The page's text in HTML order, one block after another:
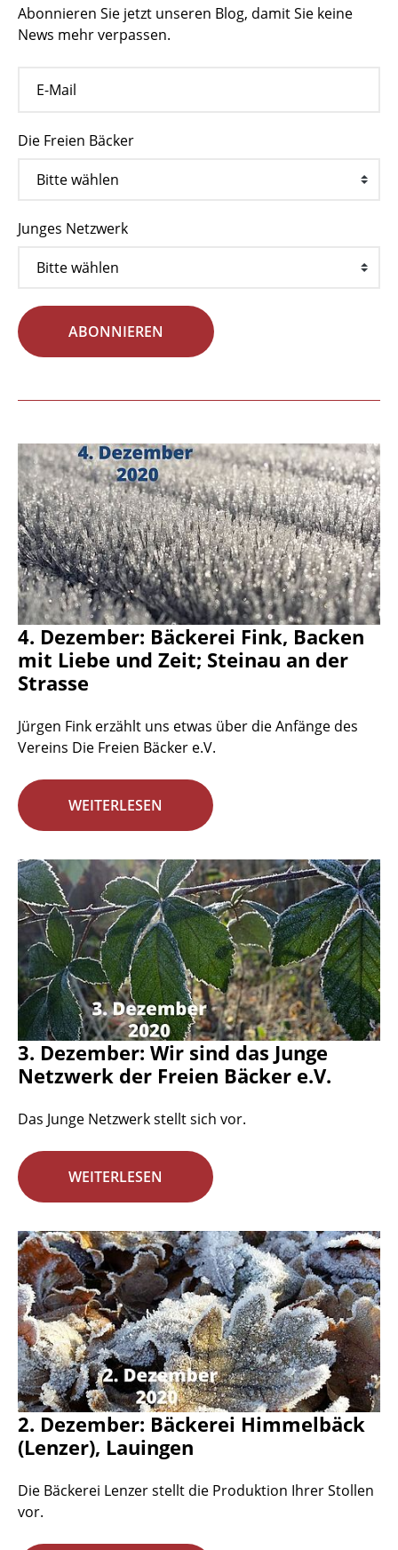
Abonnieren Sie jetzt unseren Blog, damit Sie keine
News mehr verpassen.
Die Freien Bäcker
Junges Netzwerk
ABONNIEREN
4. Dezember: Bäckerei Fink, Backen
mit Liebe und Zeit; Steinau an der
Strasse
Jürgen Fink erzählt uns etwas über die Anfänge des
Vereins Die Freien Bäcker e.V.
WEITERLESEN
3. Dezember: Wir sind das Junge
Netzwerk der Freien Bäcker e.V.
Das Junge Netzwerk stellt sich vor.
WEITERLESEN
2. Dezember: Bäckerei Himmelbäck
(Lenzer), Lauingen
Die Bäckerei Lenzer stellt die Produktion Ihrer Stollen
vor.